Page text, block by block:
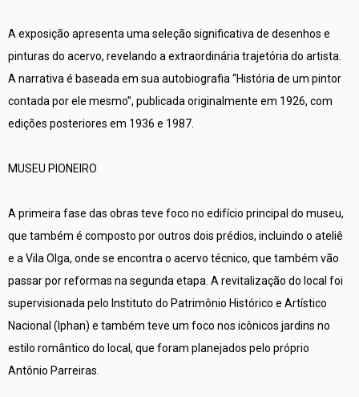
A exposição apresenta uma seleção significativa de desenhos e
pinturas do acervo, revelando a extraordinária trajetória do artista.
A narrativa é baseada em sua autobiografia “História de um pintor
contada por ele mesmo”, publicada originalmente em 1926, com
edições posteriores em 1936 e 1987.
MUSEU PIONEIRO
A primeira fase das obras teve foco no edifício principal do museu,
que também é composto por outros dois prédios, incluindo o ateliê
e a Vila Olga, onde se encontra o acervo técnico, que também vão
passar por reformas na segunda etapa. A revitalização do local foi
supervisionada pelo Instituto do Patrimônio Histórico e Artístico
Nacional (Iphan) e também teve um foco nos icônicos jardins no
estilo romântico do local, que foram planejados pelo próprio
Antônio Parreiras.